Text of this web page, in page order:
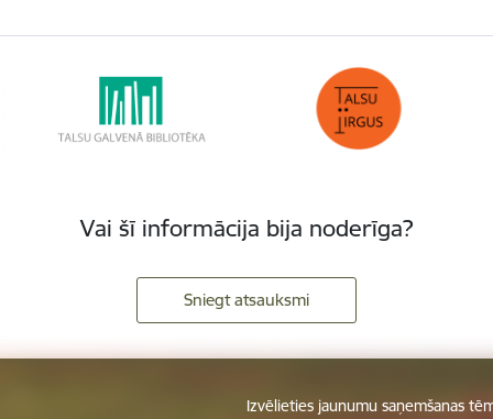
Vai šī informācija bija noderīga?
Sniegt atsauksmi
Izvēlieties jaunumu saņemšanas